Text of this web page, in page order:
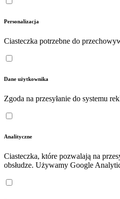
Personalizacja
Ciasteczka potrzebne do
Dane użytkownika
Zgoda na przesyłanie do systemu
Analityczne
Ciasteczka, które pozwalają na
obsłudze. Używamy Google